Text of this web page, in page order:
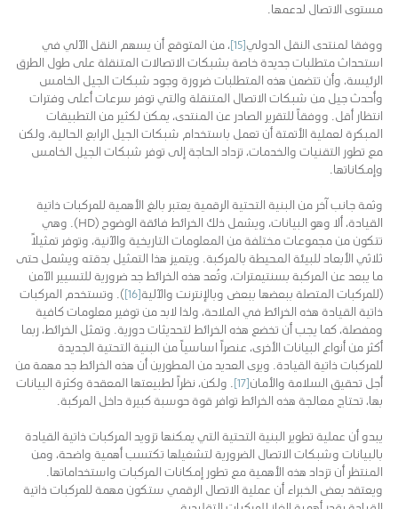
مستوى الاتصال لدعمها.
ووفقا لمنتدى النقل الدولي[15]
، من المتوقع أن يسهم النقل الآلي في
استحداث متطلبات جديدة خاصة بشبكات الاتصالات المتنقلة على طول الطرق
الرئيسة، وأن تتضمن هذه المتطلبات ضرورة وجود شبكات الجيل الخامس
وأحدث جيل من شبكات الاتصال المتنقلة والتي توفر سرعات أعلى وفترات
انتظار أقل. ووفقاً للتقرير الصادر عن المنتدى، يمكن لكثير من التطبيقات
المبكرة لعملية الأتمتة أن تعمل باستخدام شبكات الجيل الرابع الحالية، ولكن
مع تطور التقنيات والخدمات، تزداد الحاجة إلى توفر شبكات الجيل الخامس
وإمكاناتها.
وثمة جانب آخر من البنية التحتية الرقمية يعتبر بالغ الأهمية للمركبات ذاتية
القيادة، ألا وهو البيانات، ويشمل ذلك الخرائط فائقة الوضوح (HD). وهي
تتكون من مجموعات مختلفة من المعلومات التاريخية والآنية، وتوفر تمثيلاً
ثلاثي الأبعاد للبيئة المحيطة بالمركبة. ويتميز هذا التمثيل بدقته ويشمل حتى
ما يبعد عن المركبة بسنتيمترات، وتُعد هذه الخرائط جد ضرورية للتسيير الآمن
(للمركبات المتصلة ببعضها ببعض وبالإنترنت والآلية[16]
). وتستخدم المركبات
ذاتية القيادة هذه الخرائط في الملاحة، ولذا لابد من توفير معلومات كافية
ومفصلة، كما يجب أن تخضع هذه الخرائط لتحديثات دورية. وتمثل الخرائط، ربما
أكثر من أنواع البيانات الأخرى، عنصراً اساسياً من البنية التحتية الجديدة
للمركبات ذاتية القيادة. ويرى العديد من المطورين أن هذه الخرائط جد مهمة من
أجل تحقيق السلامة والأمان[17]
. ولكن، نظراً لطبيعتها المعقدة وكثرة البيانات
بها، تحتاج معالجة هذه الخرائط توافر قوة حوسبة كبيرة داخل المركبة.
يبدو أن عملية تطوير البنية التحتية التي يمكنها تزويد المركبات ذاتية القيادة
بالبيانات وشبكات الاتصال الضرورية لتشغيلها تكتسب أهمية واضحة، ومن
المنتظر أن تزداد هذه الأهمية مع تطور إمكانات المركبات واستخداماتها.
ويعتقد بعض الخبراء أن عملية الاتصال الرقمي ستكون مهمة للمركبات ذاتية